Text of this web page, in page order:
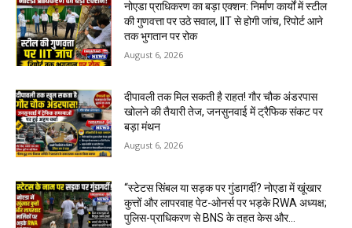
नोएडा प्राधिकरण का बड़ा एक्शन: निर्माण कार्यों में स्टील
की गुणवत्ता पर उठे सवाल, IIT से होगी जांच, रिपोर्ट आने
तक भुगतान पर रोक
August 6, 2026
दीपावली तक मिल सकती है राहत! गौर चौक अंडरपास
खोलने की तैयारी तेज, जनसुनवाई में ट्रैफिक संकट पर
बड़ा मंथन
August 6, 2026
“स्टेटस सिंबल या सड़क पर गुंडागर्दी? नोएडा में खूंखार
कुत्तों और लापरवाह पेट-ओनर्स पर भड़के RWA अध्यक्ष;
पुलिस-प्राधिकरण से BNS के तहत केस और...